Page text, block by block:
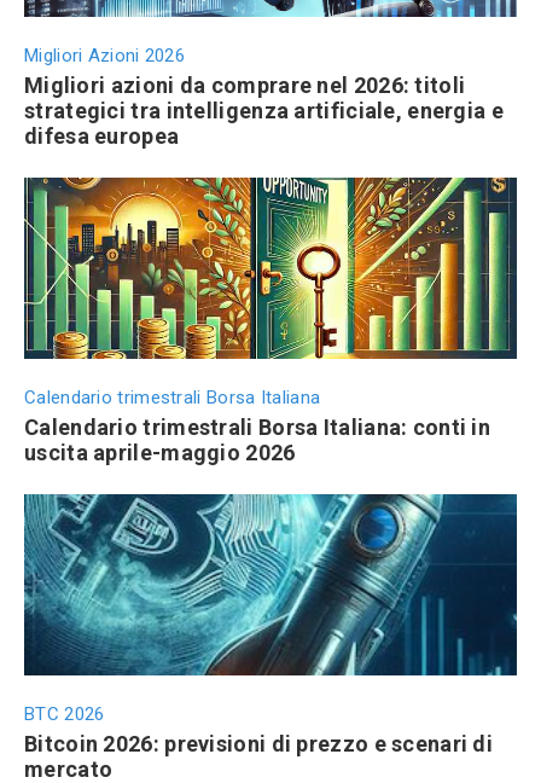
Migliori Azioni 2026
Migliori azioni da comprare nel 2026: titoli
strategici tra intelligenza artificiale, energia e
difesa europea
Calendario trimestrali Borsa Italiana
Calendario trimestrali Borsa Italiana: conti in
uscita aprile-maggio 2026
BTC 2026
Bitcoin 2026: previsioni di prezzo e scenari di
mercato